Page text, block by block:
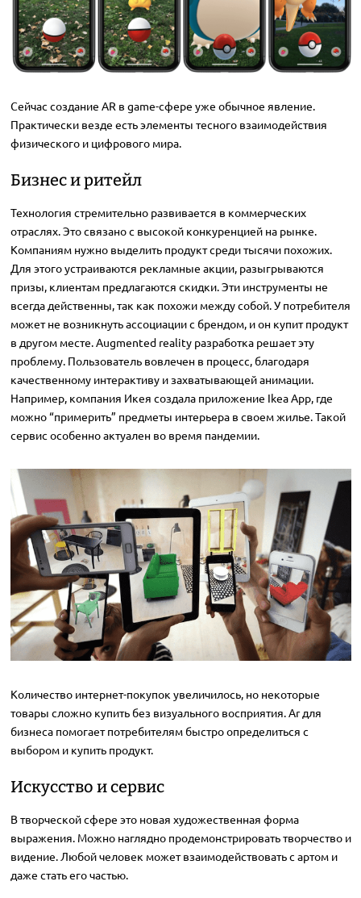
Сейчас создание AR в game-сфере уже обычное явление.
Практически везде есть элементы тесного взаимодействия
физического и цифрового мира.
Бизнес и ритейл
Технология стремительно развивается в коммерческих
отраслях. Это связано с высокой конкуренцией на рынке.
Компаниям нужно выделить продукт среди тысячи похожих.
Для этого устраиваются рекламные акции, разыгрываются
призы, клиентам предлагаются скидки. Эти инструменты не
всегда действенны, так как похожи между собой. У потребителя
может не возникнуть ассоциации с брендом, и он купит продукт
в другом месте. Augmented reality разработка решает эту
проблему. Пользователь вовлечен в процесс, благодаря
качественному интерактиву и захватывающей анимации.
Например, компания Икея создала приложение Ikea App, где
можно “примерить” предметы интерьера в своем жилье. Такой
сервис особенно актуален во время пандемии.
Количество интернет-покупок увеличилось, но некоторые
товары сложно купить без визуального восприятия. Ar для
бизнеса помогает потребителям быстро определиться с
выбором и купить продукт.
Искусство и сервис
В творческой сфере это новая художественная форма
выражения. Можно наглядно продемонстрировать творчество и
видение. Любой человек может взаимодействовать с артом и
даже стать его частью.